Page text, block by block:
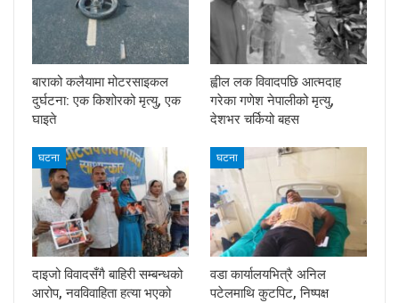
बाराको कलैयामा मोटरसाइकल
दुर्घटना: एक किशोरको मृत्यु, एक
घाइते
ह्वील लक विवादपछि आत्मदाह
गरेका गणेश नेपालीको मृत्यु,
देशभर चर्कियो बहस
घटना
दाइजो विवादसँगै बाहिरी सम्बन्धको
आरोप, नवविवाहिता हत्या भएको
घटना
वडा कार्यालयभित्रै अनिल
पटेलमाथि कुटपिट, निष्पक्ष